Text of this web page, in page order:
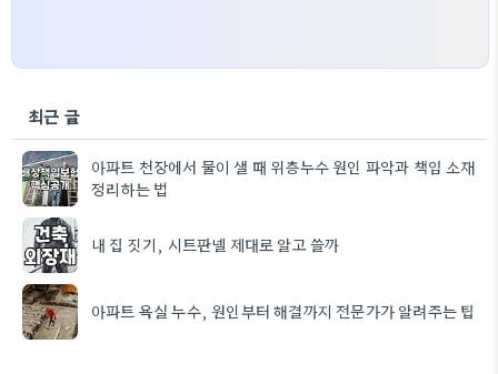
최근 글
아파트 천장에서 물이 샐 때 위층누수 원인 파악과 책임 소재
정리하는 법
내 집 짓기, 시트판넬 제대로 알고 쓸까
아파트 욕실 누수, 원인부터 해결까지 전문가가 알려주는 팁